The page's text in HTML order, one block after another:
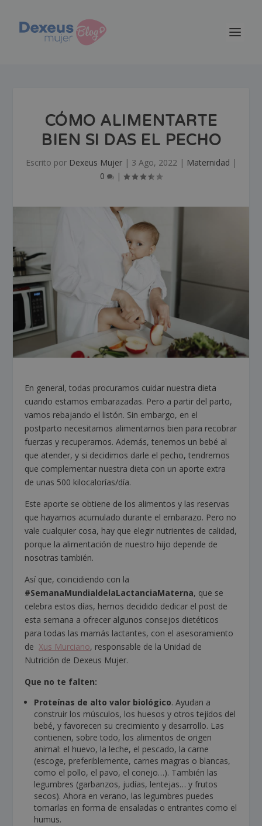
CÓMO ALIMENTARTE
BIEN SI DAS EL PECHO
Escrito por Dexeus Mujer| 3 Ago, 2022| Maternidad |
0
|
En general, todas procuramos cuidar nuestra dieta
cuando estamos embarazadas. Pero a partir del parto,
vamos rebajando el listón. Sin embargo, en el
postparto necesitamos alimentarnos bien para recobrar
fuerzas y recuperarnos. Además, tenemos un bebé al
que atender, y si decidimos darle el pecho, tendremos
que complementar nuestra dieta con un aporte extra
de unas 500 kilocalorías/día.
Este aporte se obtiene de los alimentos y las reservas
que hayamos acumulado durante el embarazo. Pero no
vale cualquier cosa, hay que elegir nutrientes de calidad,
porque la alimentación de nuestro hijo depende de
nosotras también.
Así que, coincidiendo con la
#SemanaMundialdelaLactanciaMaterna, que se
celebra estos días, hemos decidido dedicar el post de
esta semana a ofrecer algunos consejos dietéticos
para todas las mamás lactantes, con el asesoramiento
deXus Murciano, responsable de la Unidad de
Nutrición de Dexeus Mujer.
Que no te falten:
Proteínas de alto valor biológico. Ayudan a
construir los músculos, los huesos y otros tejidos del
bebé, y favorecen su crecimiento y desarrollo. Las
contienen, sobre todo, los alimentos de origen
animal: el huevo, la leche, el pescado, la carne
(escoge, preferiblemente, carnes magras o blancas,
como el pollo, el pavo, el conejo…). También las
legumbres (garbanzos, judías, lentejas… y frutos
secos). Ahora en verano, las legumbres puedes
tomarlas en forma de ensaladas o entrantes como el
humus.